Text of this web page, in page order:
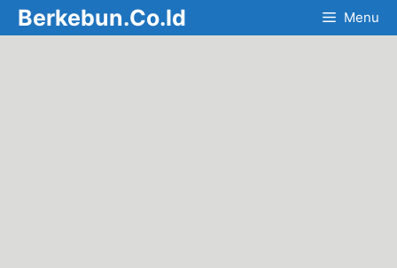
Skip
to
Berkebun.Co.Id Menu